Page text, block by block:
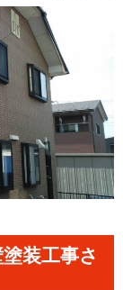
装工事さ